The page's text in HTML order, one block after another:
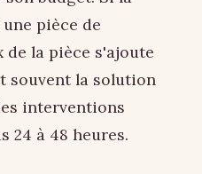
pièce de
de la pièce s'ajoute
souvent la solution
interventions
24 à 48 heures.